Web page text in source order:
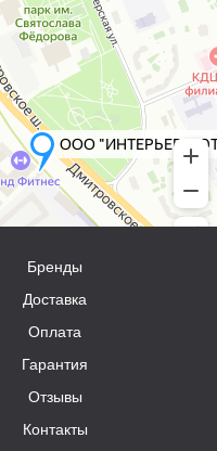
Бренды
Доставка
Оплата
Гарантия
Отзывы
Контакты